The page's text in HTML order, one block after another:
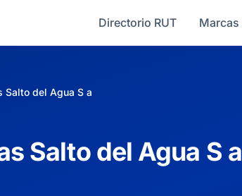
Directorio RUT Marcas
Salto del Agua S a
Salto del Agua S a